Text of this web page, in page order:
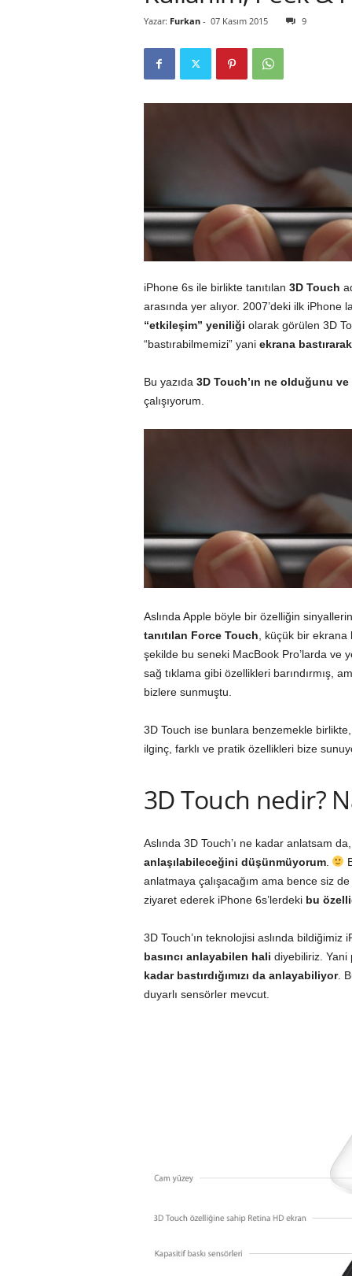
i
m
Yazar: Furkan- 07 Kasım 2015 9
iPhone 6s ile birlikte tanıtılan 3D Touch
arasında yer alıyor. 2007’deki ilk iPhone
“etkileşim” yeniliği olarak görülen 3D
“bastırabilmemizi” yaniekrana
Bu yazıda 3D Touch’ın ne olduğunu
çalışıyorum.
Aslında Apple böyle bir özelliğin
tanıtılan Force Touch , küçük bir
şekilde bu seneki MacBook Pro’larda ve
sağ tıklama gibi özellikleri barındırmış,
bizlere sunmuştu.
3D Touch ise bunlara benzemekle
ilginç, farklı ve pratik özellikleri bize
3D Touch nedir?
Aslında 3D Touch’ı ne kadar anlatsam
anlaşılabileceğini düşünmüyorum.
anlatmaya çalışacağım ama bence siz
ziyaret ederek iPhone 6s’lerdeki bu
3D Touch’ın teknolojisi aslında
basıncı anlayabilen hali diyebiliriz. Yani
kadar bastırdığımızı da anlayabiliyor.
duyarlı sensörler mevcut.